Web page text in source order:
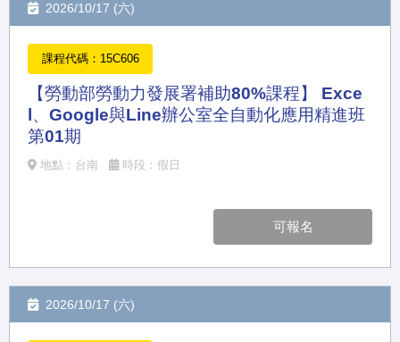
2026/10/17 (六)
課程代碼：15C606
【勞動部勞動力發展署補助80%課程】 Exce
l、Google與Line辦公室全自動化應用精進班
第01期
地點：台南 時段：假日
可報名
2026/10/17 (六)